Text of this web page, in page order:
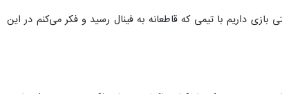
داریم با تیمی که قاطعانه به فینال رسید و فکر می‌کنم در این